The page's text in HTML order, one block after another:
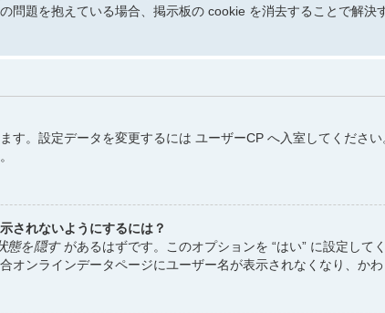
問題を抱えている場合、掲示板の cookie を消去することで解決
す。設定データを変更するには ユーザーCP へ入室してくださ
されないようにするには？
態を隠すがあるはずです。このオプションを “はい” に設定して
オンラインデータページにユーザー名が表示されなくなり、か